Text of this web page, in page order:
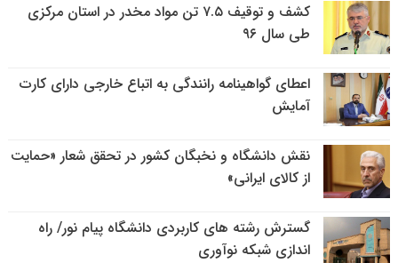
کشف و توقیف ۷.۵ تن مواد مخدر در استان مرکزی
طی سال ۹۶
اعطای گواهینامه رانندگی به اتباع خارجی دارای کارت
آمایش
نقش دانشگاه و نخبگان کشور در تحقق شعار «حمایت
از کالای ایرانی»
گسترش رشته های کاربردی دانشگاه پیام نور/ راه
اندازی شبکه نوآوری